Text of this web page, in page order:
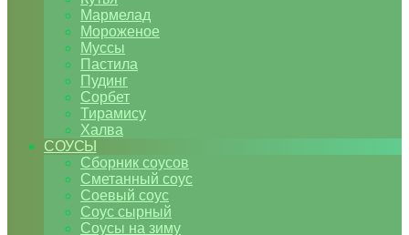
Мармелад
Мороженое
Муссы
Пастила
Пудинг
Сорбет
Тирамису
Халва
СОУСЫ
Сборник соусов
Сметанный соус
Соевый соус
Соус сырный
Соусы на зиму